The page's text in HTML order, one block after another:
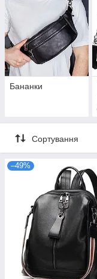
Бананки
Сортування
–49%